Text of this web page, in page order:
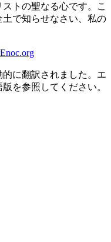
トの聖なる心です。こ
で知らせなさい、私の
に翻訳されました。エ
を参照してください。